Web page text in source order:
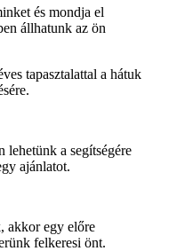
és mondja el
állhatunk az ön
tapasztalattal a hátuk
a segítségére
ajánlatot.
akkor egy előre
felkeresi önt.